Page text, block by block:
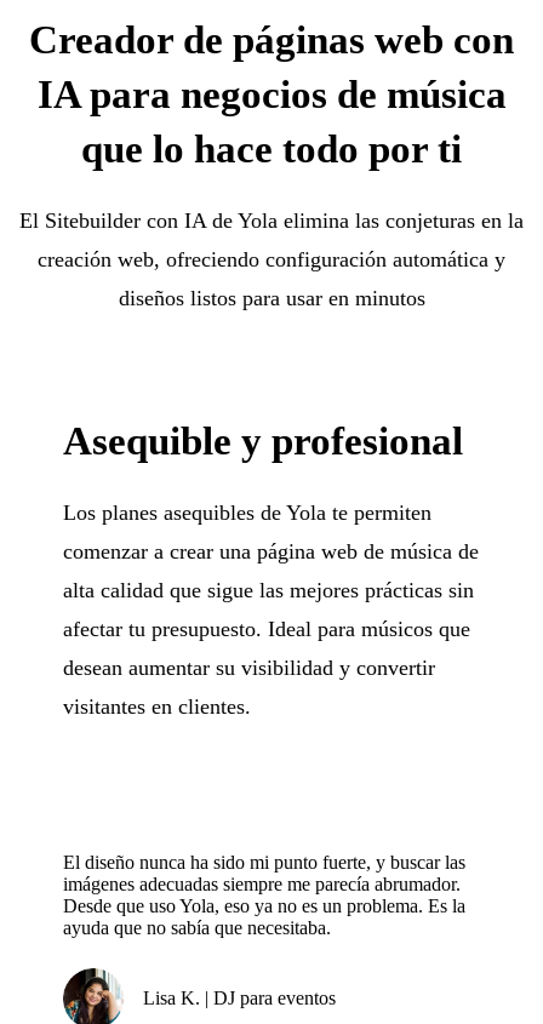
Creador de páginas web con
IA para negocios de música
que lo hace todo por ti
El Sitebuilder con IA de Yola elimina las conjeturas en la
creación web, ofreciendo configuración automática y
diseños listos para usar en minutos
Asequible y profesional
Los planes asequibles de Yola te permiten
comenzar a crear una página web de música de
alta calidad que sigue las mejores prácticas sin
afectar tu presupuesto. Ideal para músicos que
desean aumentar su visibilidad y convertir
visitantes en clientes.
El diseño nunca ha sido mi punto fuerte, y buscar las
imágenes adecuadas siempre me parecía abrumador.
Desde que uso Yola, eso ya no es un problema. Es la
ayuda que no sabía que necesitaba.
Lisa K. | DJ para eventos